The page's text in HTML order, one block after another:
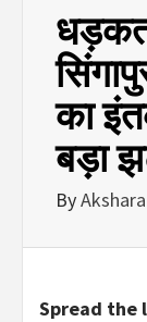
का
बड़ा
ByAkshara
Spread the